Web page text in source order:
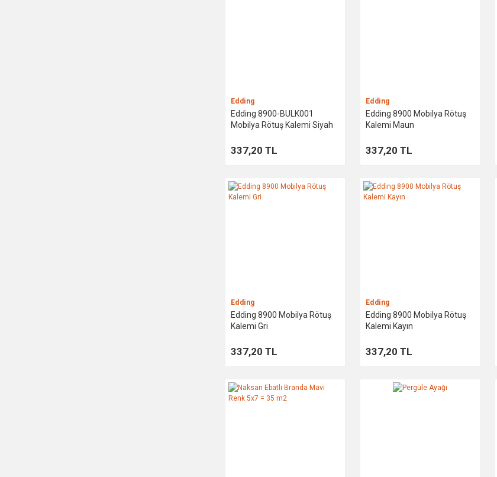
Edding
Edding 8900-BULK001
Mobilya Rötuş Kalemi Siyah
337,20 TL
Edding
Edding 8900 Mobilya Rötuş
Kalemi Maun
337,20 TL
Edding
Edding 8900 Mobilya Rötuş
Kalemi Gri
337,20 TL
Edding
Edding 8900 Mobilya Rötuş
Kalemi Kayın
337,20 TL